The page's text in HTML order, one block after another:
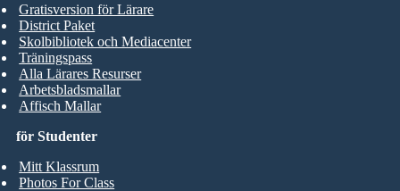
för Studenter
Mitt Klassrum
Photos For Class
Gratisversion för Lärare
District Paket
Skolbibliotek och Mediacenter
Träningspass
Alla Lärares Resurser
Arbetsbladsmallar
Affisch Mallar